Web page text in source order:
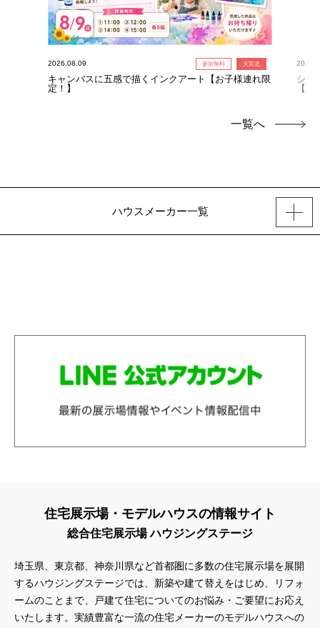
2026.08.09 参加無料 大宮北
キャンバスに五感で描くインクアート【お子様連れ限
定！】
シー
【
一覧へ
ハウスメーカー一覧
住宅展示場・モデルハウスの情報サイト
総合住宅展示場 ハウジングステージ
埼玉県、東京都、神奈川県など首都圏に多数の住宅展示場を展開
するハウジングステージでは、新築や建て替えをはじめ、リフォ
ームのことまで、戸建て住宅についてのお悩み・ご要望にお応え
いたします。実績豊富な一流の住宅メーカーのモデルハウスへの